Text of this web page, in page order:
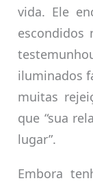
vida. Ele
escondidos
iluminados
muitas
que “sua
lugar”.
Embora